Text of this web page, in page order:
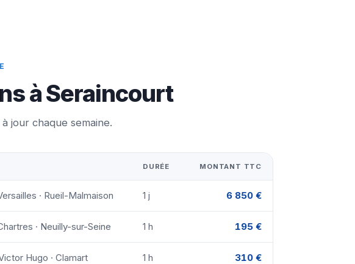
à Seraincourt
jour chaque semaine.
DURÉE MONTANT TTC
· Rueil-Malmaison 1 j 6 850 €
· Neuilly-sur-Seine 1 h 195 €
Hugo · Clamart 1 h 310 €